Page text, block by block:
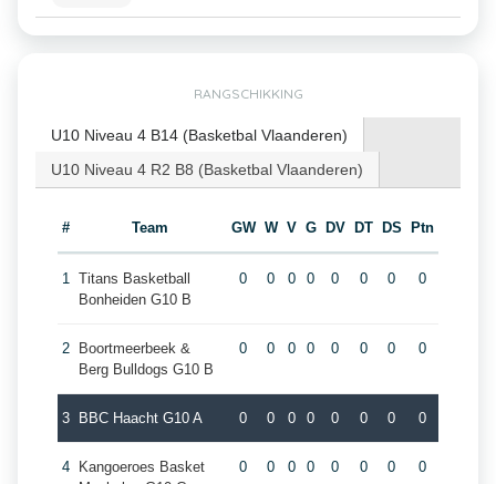
RANGSCHIKKING
U10 Niveau 4 B14 (Basketbal Vlaanderen)
U10 Niveau 4 R2 B8 (Basketbal Vlaanderen)
# Team GW W V G DV DT DS Ptn
1 Titans Basketball
Bonheiden G10 B
0 0 0 0 0 0 0 0
2
Boortmeerbeek &
Berg Bulldogs G10 B
0 0 0 0 0 0 0 0
3 BBC Haacht G10 A 0 0 0 0 0 0 0 0
4
Kangoeroes Basket
0 0 0 0 0 0 0 0